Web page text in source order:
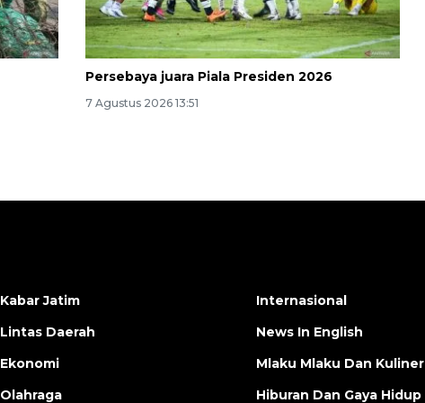
Persebaya juara Piala Presiden 2026
7 Agustus 2026 13:51
Kabar Jatim
Lintas Daerah
Ekonomi
Olahraga
Internasional
News In English
Mlaku Mlaku Dan Kuliner
Hiburan Dan Gaya Hidup